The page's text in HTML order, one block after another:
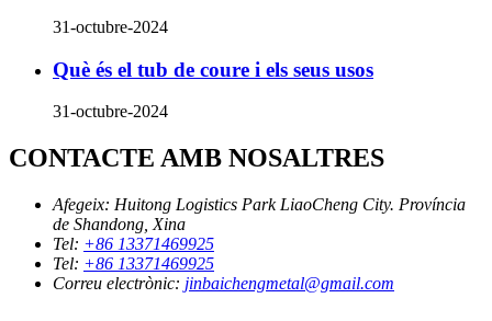
31-octubre-2024
Què és el tub de coure i els seus usos
31-octubre-2024
CONTACTE AMB NOSALTRES
Afegeix: Huitong Logistics Park LiaoCheng City. Província
de Shandong, Xina
Tel: +86 13371469925
Tel: +86 13371469925
Correu electrònic: jinbaichengmetal@gmail.com